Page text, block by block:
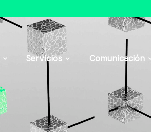
Servicios Comunicación